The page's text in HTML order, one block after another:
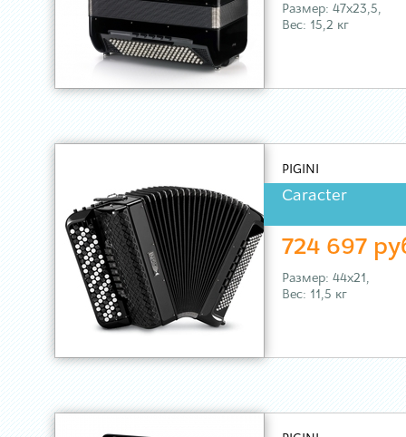
Размер: 47х23,5,
Вес: 15,2 кг
PIGINI
Caracter
724 697
Размер: 44х21,
Вес: 11,5 кг